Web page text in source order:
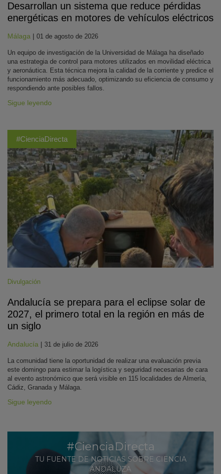
Desarrollan un sistema que reduce pérdidas
energéticas en motores de vehículos eléctricos
Málaga | 01 de agosto de 2026
Un equipo de investigación de la Universidad de Málaga ha diseñado
una estrategia de control para motores utilizados en movilidad eléctrica
y aeronáutica. Esta técnica mejora la calidad de la corriente y predice el
funcionamiento más adecuado, optimizando su eficiencia de consumo y
respondiendo ante posibles fallos.
Sigue leyendo
#CienciaDirecta
Divulgación
Andalucía se prepara para el eclipse solar de
2027, el primero total en la región en más de
un siglo
Andalucía | 31 de julio de 2026
La comunidad tiene la oportunidad de realizar una evaluación previa
este domingo para estimar la logística y seguridad necesarias de cara
al evento astronómico que será visible en 115 localidades de Almería,
Cádiz, Granada y Málaga.
Sigue leyendo
#CienciaDirecta
TU FUENTE DE NOTICIAS SOBRE CIENCIA
ANDALUZA